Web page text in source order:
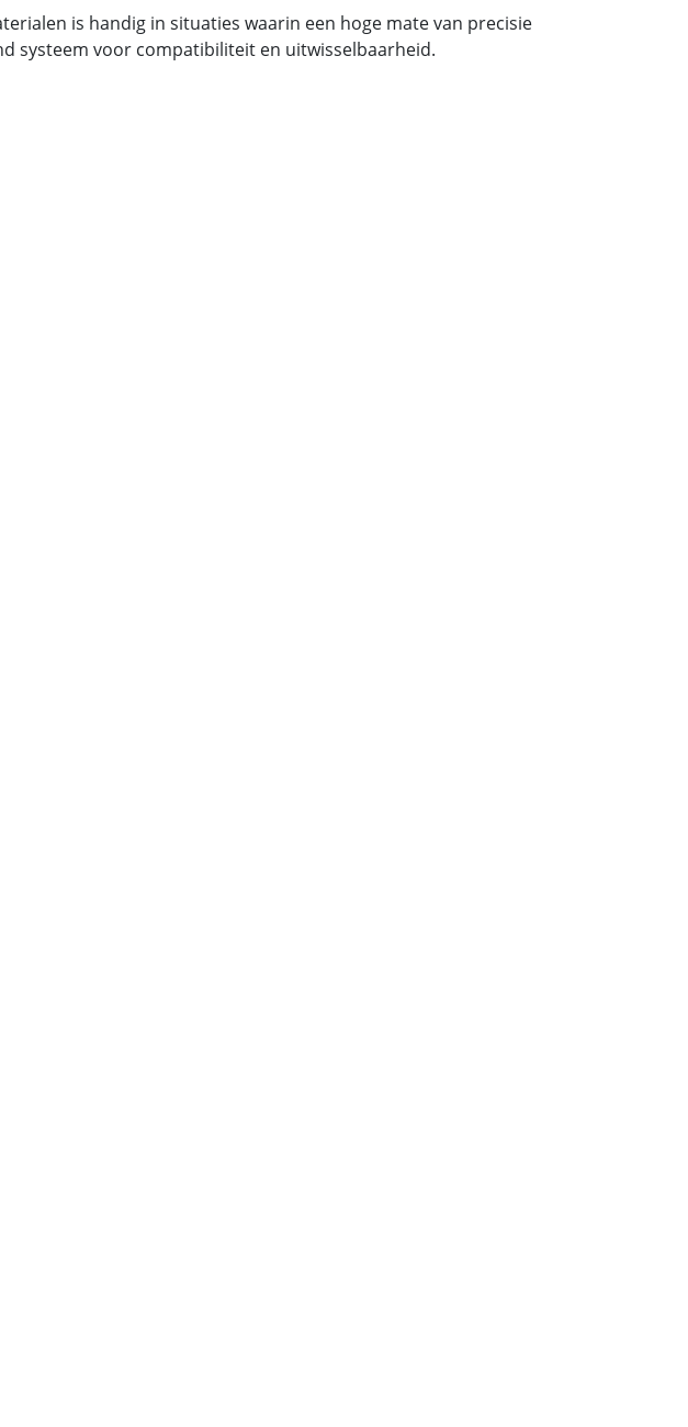
is handig in situaties waarin een hoge mate van precisie
systeem voor compatibiliteit en uitwisselbaarheid.